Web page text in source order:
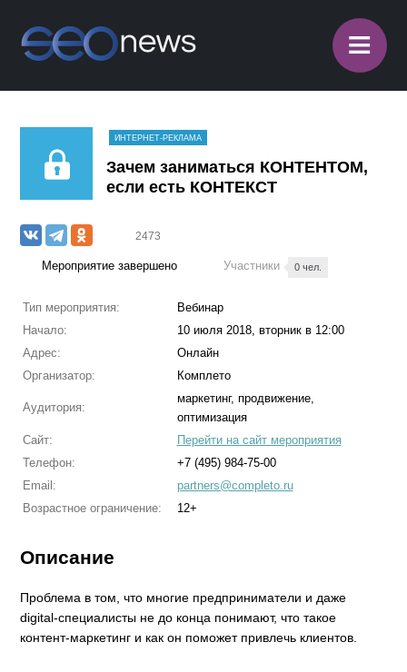
≡
ИНТЕРНЕТ-РЕКЛАМА
Зачем заниматься КОНТЕНТОМ,
если есть КОНТЕКСТ
2473
Мероприятие завершено Участники 0 чел.
Тип мероприятия:
Вебинар
Начало:
10 июля 2018, вторник в 12:00
Адрес:
Онлайн
Организатор:
Комплето
Аудитория:
маркетинг, продвижение,
оптимизация
Сайт:
Перейти на сайт мероприятия
Телефон:
+7 (495) 984-75-00
Email:
partners@completo.ru
Возрастное ограничение:
12+
Описание
Проблема в том, что многие предприниматели и даже
digital-специалисты не до конца понимают, что такое
контент-маркетинг и как он поможет привлечь клиентов.